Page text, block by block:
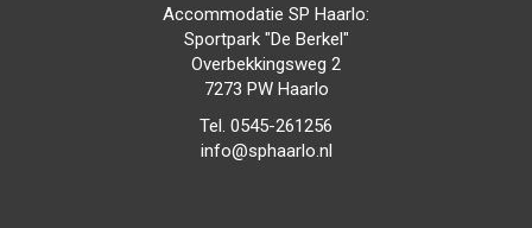
Accommodatie SP Haarlo:
Sportpark "De Berkel"
Overbekkingsweg 2
7273 PW Haarlo
Tel. 0545-261256
info@sphaarlo.nl